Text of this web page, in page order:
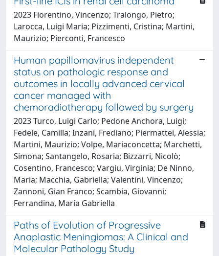
2023 Fiorentino, Vincenzo; Tralongo, Pietro;
Larocca, Luigi Maria; Pizzimenti, Cristina; Martini,
Maurizio; Pierconti, Francesco
Human papillomavirus independent
status on pathologic response and
outcomes in locally advanced cervical
cancer managed with
chemoradiotherapy followed by surgery
2023 Turco, Luigi Carlo; Pedone Anchora, Luigi;
Fedele, Camilla; Inzani, Frediano; Piermattei, Alessia;
Martini, Maurizio; Volpe, Mariaconcetta; Marchetti,
Simona; Santangelo, Rosaria; Bizzarri, Nicolò;
Cosentino, Francesco; Vargiu, Virginia; De Ninno,
Maria; Macchia, Gabriella; Valentini, Vincenzo;
Zannoni, Gian Franco; Scambia, Giovanni;
Ferrandina, Maria Gabriella
Paths of Evolution of Progressive
Anaplastic Meningiomas: A Clinical and
Molecular Pathology Study